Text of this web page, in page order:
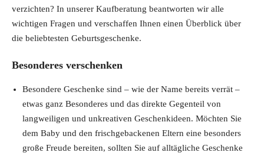
verzichten? In unserer Kaufberatung beantworten wir alle
wichtigen Fragen und verschaffen Ihnen einen Überblick über
die beliebtesten Geburtsgeschenke.
Besonderes verschenken
Besondere Geschenke sind – wie der Name bereits verrät –
etwas ganz Besonderes und das direkte Gegenteil von
langweiligen und unkreativen Geschenkideen. Möchten Sie
dem Baby und den frischgebackenen Eltern eine besonders
große Freude bereiten, sollten Sie auf alltägliche Geschenke